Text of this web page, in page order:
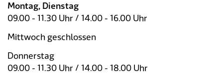
Montag, Dienstag
09.00 - 11.30 Uhr / 14.00 - 16.00 Uhr
Mittwoch geschlossen
Donnerstag
09.00 - 11.30 Uhr / 14.00 - 18.00 Uhr